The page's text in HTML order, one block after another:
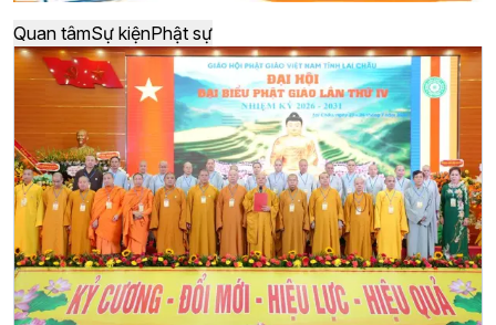
Quan tâmSự kiệnPhật sự